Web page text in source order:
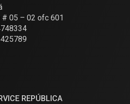
# 05 – 02 ofc 601
REPÚBLICA